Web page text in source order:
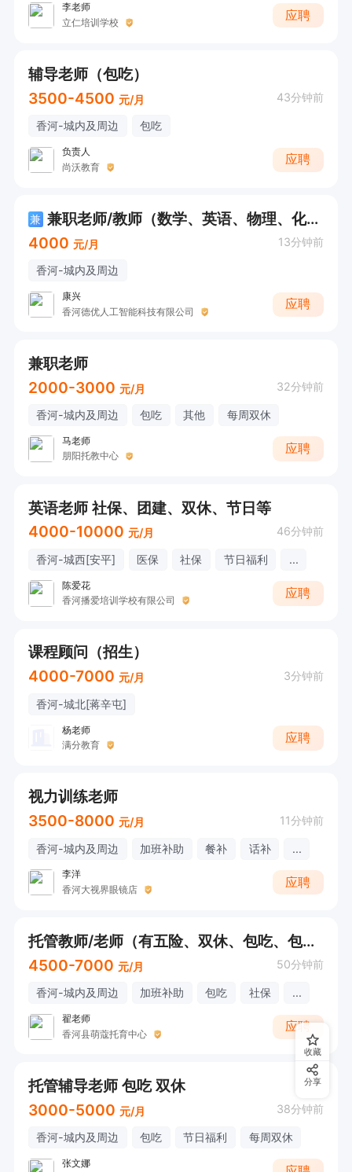
李老师
立仁培训学校
应聘
辅导老师（包吃）
3500-4500 元/月 43分钟前
香河-城内及周边 包吃
负责人
尚沃教育
应聘
兼
兼职老师/教师（数学、英语、物理、化学）
4000 元/月 13分钟前
香河-城内及周边
康兴
香河德优人工智能科技有限公司
应聘
兼职老师
2000-3000 元/月 32分钟前
香河-城内及周边 包吃 其他 每周双休
马老师
朋阳托教中心
应聘
英语老师 社保、团建、双休、节日等
4000-10000 元/月 46分钟前
香河-城西[安平] 医保 社保 节日福利 ...
陈爱花
香河播爱培训学校有限公司
应聘
课程顾问（招生）
4000-7000 元/月 3分钟前
香河-城北[蒋辛屯]
杨老师
满分教育
应聘
视力训练老师
3500-8000 元/月 11分钟前
香河-城内及周边 加班补助 餐补 话补 ...
李洋
香河大视界眼镜店
应聘
托管教师/老师（有五险、双休、包吃、包住）
4500-7000 元/月 50分钟前
香河-城内及周边 加班补助 包吃 社保 ...
翟老师
香河县萌蔻托育中心
应聘
托管辅导老师 包吃 双休
3000-5000 元/月 38分钟前
香河-城内及周边 包吃 节日福利 每周双休
张文娜
收藏
分享